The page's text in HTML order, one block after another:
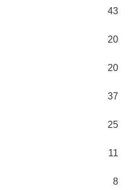
43
20
20
37
25
11
8